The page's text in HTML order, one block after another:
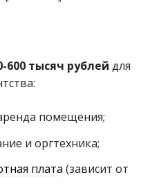
600 тысяч рублей для
помещения;
и оргтехника;
плата (зависит от